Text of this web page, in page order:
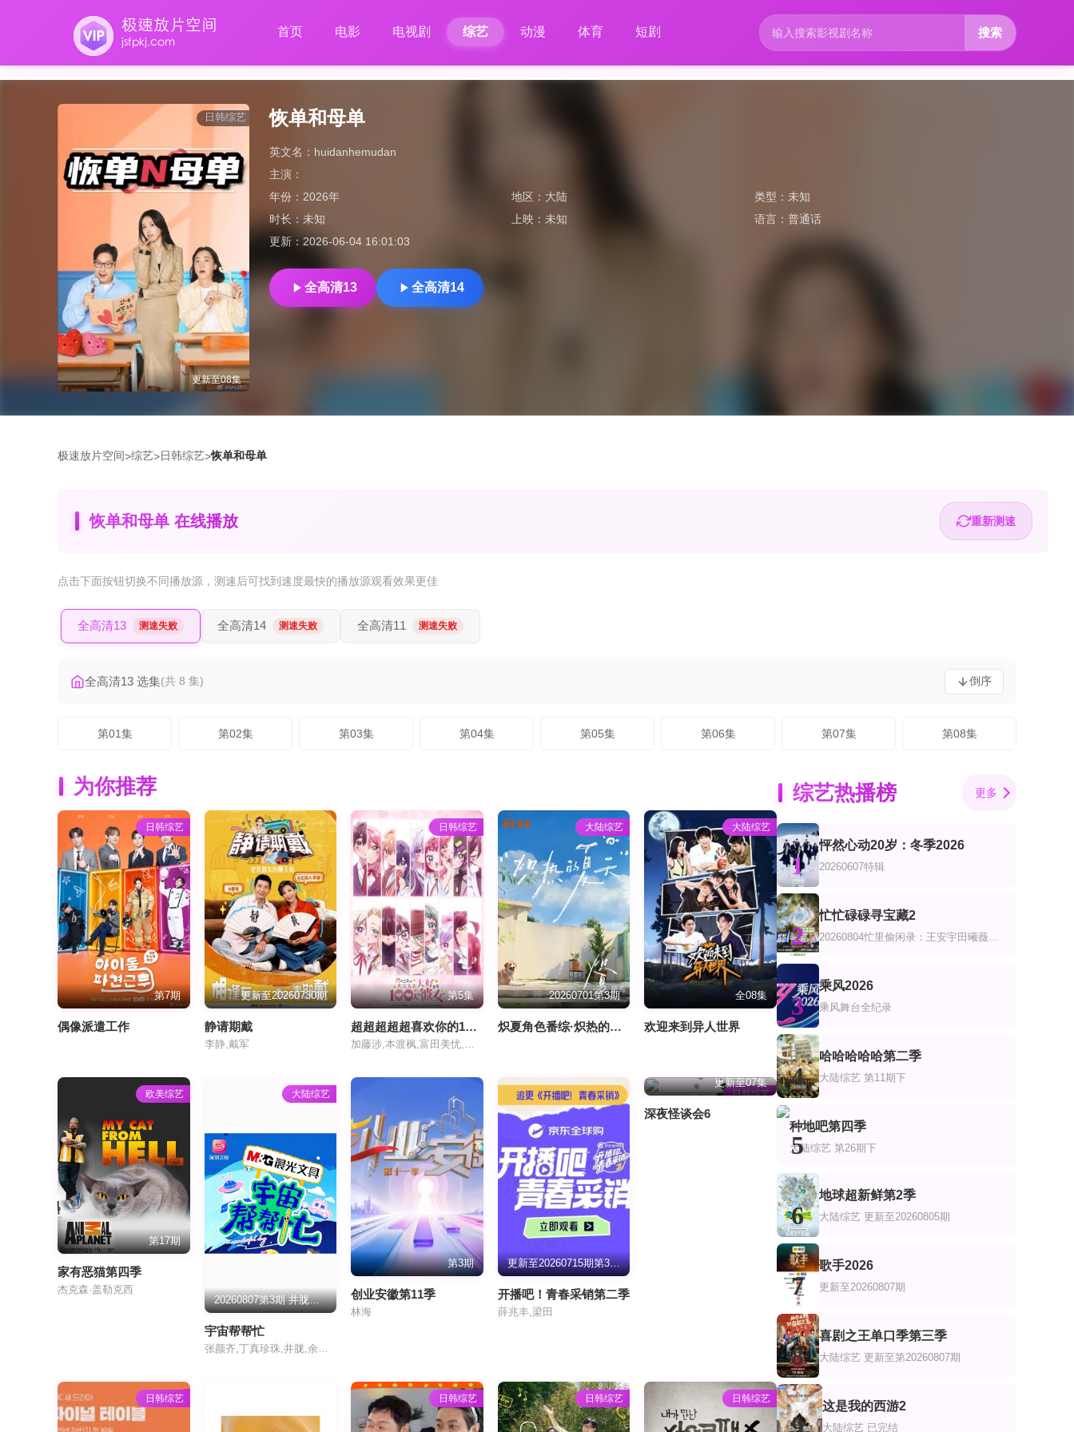
首页 电影 电视剧 综艺 动漫 体育 短剧 搜索
日韩综艺
更新至08集
恢单和母单
英文名： huidanhemudan
主演：
年份： 2026年 地区： 大陆 类型： 未知
时长： 未知 上映： 未知 语言： 普通话
更新： 2026-06-04 16:01:03
全高清13 全高清14
极速放片空间>综艺>日韩综艺>恢单和母单
恢单和母单 在线播放 重新测速
点击下面按钮切换不同播放源 ，测速后可找到速度最快的播放源观看效果更佳
全高清13 测速失败 全高清14 测速失败 全高清11 测速失败
全高清13 选集(共 8 集) 倒序
第01集 第02集 第03集 第04集 第05集 第06集 第07集 第08集
为你推荐
日韩综艺
第7期
偶像派遣工作
更新至20260730期
静请期戴
李静,戴军
日韩综艺
第5集
超超超超超喜欢你的100个女朋友第三季
加藤涉,本渡枫,富田美忧,长绳麻理亚,濑户麻沙美,朝井彩加,上坂堇,进藤天音,三森铃子,高桥李依,Lynn,高尾奏音,石原夏织,竹达彩奈,千叶繁,上田祐司
大陆综艺
20260701第3期
炽夏角色番综·炽热的夏天
大陆综艺
全08集
欢迎来到异人世界
欧美综艺
第17期
家有恶猫第四季
杰克森·盖勒克西
大陆综艺
20260807第3期 井胧金牌销售疯狂输出
宇宙帮帮忙
第3期
创业安徽第11季
林海
更新至20260715期第30期
开播吧！青春采销第二季
薛兆丰,梁田
日韩综艺
更新至07集
深夜怪谈会6
日韩综艺 日韩综艺 日韩综艺 日韩综艺
综艺热播榜 更多
1
怦然心动20岁：冬季2026
20260607特辑
2
忙忙碌碌寻宝藏2
20260804忙里偷闲录：王安宇田曦薇共创
3
乘风2026
乘风舞台全纪录
4
哈哈哈哈哈第二季
大陆综艺 第11期下
5
种地吧第四季
大陆综艺 第26期下
6
地球超新鲜第2季
大陆综艺 更新至20260805期
7
歌手2026
更新至20260807期
8
喜剧之王单口季第三季
大陆综艺 更新至第20260807期
这是我的西游2
大陆综艺 已完结